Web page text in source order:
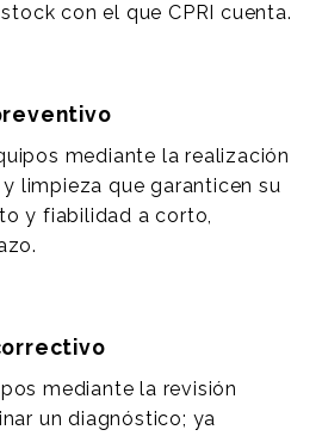
con el que CPRI cuenta.
mediante la realización
limpieza que garanticen su
y fiabilidad a corto,
mediante la revisión
un diagnóstico; ya